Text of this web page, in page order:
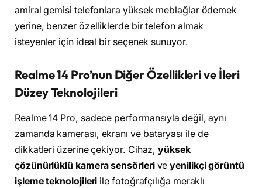
amiral gemisi telefonlara yüksek meblağlar ödemek
yerine, benzer özelliklerde bir telefon almak
isteyenler için ideal bir seçenek sunuyor.
Realme 14 Pro’nun Diğer Özellikleri ve İleri
Düzey Teknolojileri
Realme 14 Pro, sadece performansıyla değil, aynı
zamanda kamerası, ekranı ve bataryası ile de
dikkatleri üzerine çekiyor. Cihaz,yüksek
çözünürlüklü kamera sensörleriveyenilikçi görüntü
işleme teknolojileri ile fotoğrafçılığa meraklı